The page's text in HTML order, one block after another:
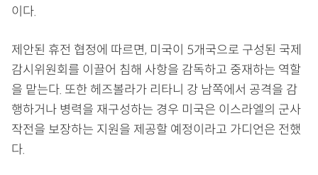
이다.
제안된 휴전 협정에 따르면, 미국이 5개국으로 구성된 국제
감시위원회를 이끌어 침해 사항을 감독하고 중재하는 역할
을 맡는다. 또한 헤즈볼라가 리타니 강 남쪽에서 공격을 감
행하거나 병력을 재구성하는 경우 미국은 이스라엘의 군사
작전을 보장하는 지원을 제공할 예정이라고 가디언은 전했
다.